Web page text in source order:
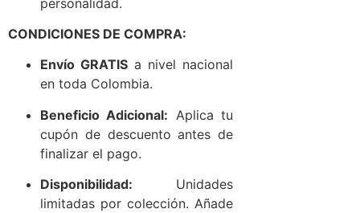
CONDICIONES DE COMPRA:
Envío GRATIS a nivel nacional
en toda Colombia.
Beneficio Adicional: Aplica tu
cupón de descuento antes de
finalizar el pago.
Disponibilidad: Unidades
limitadas por colección. Añade